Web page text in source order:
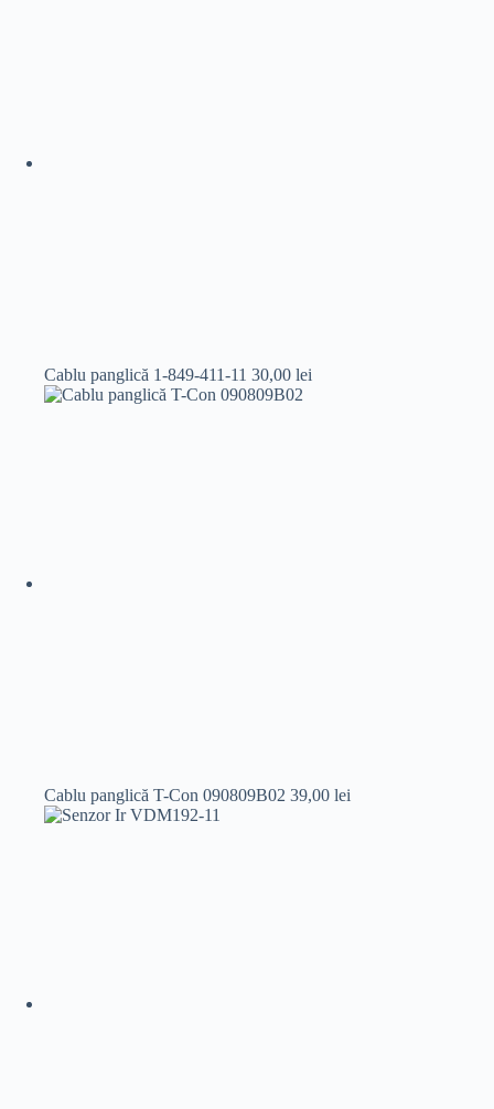
Cablu panglică 1-849-411-11 30,00 lei
Cablu panglică T-Con 090809B02 39,00 lei